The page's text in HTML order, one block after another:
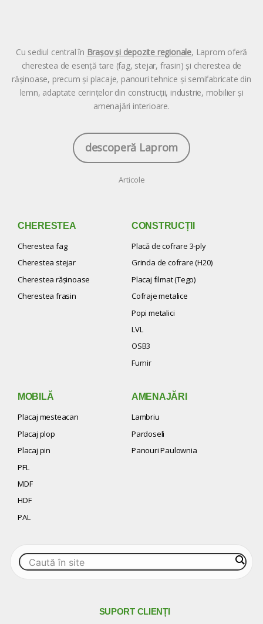
Cu sediul central în Brașovși depozite regionale, Laprom oferă
cherestea de esență tare (fag, stejar, frasin) și cherestea de
rășinoase, precum și placaje, panouri tehnice și semifabricate din
lemn, adaptate cerințelor din construcții, industrie, mobilier și
amenajări interioare.
descoperă Laprom
Articole
CHERESTEA
Cherestea fag
Cherestea stejar
Cherestea răşinoase
Cherestea frasin
CONSTRUCȚII
Placă de cofrare 3-ply
Grinda de cofrare (H20)
Placaj filmat (Tego)
Cofraje metalice
Popi metalici
LVL
OSB3
Furnir
MOBILĂ
Placaj mesteacan
Placaj plop
Placaj pin
PFL
MDF
HDF
PAL
AMENAJĂRI
Lambriu
Pardoseli
Panouri Paulownia
SUPORT CLIENȚI